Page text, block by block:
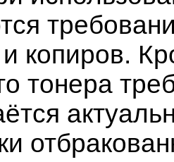
копиров.
тонера